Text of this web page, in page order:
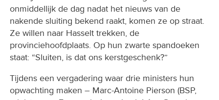
onmiddellijk de dag nadat het nieuws van de
nakende sluiting bekend raakt, komen ze op straat.
Ze willen naar Hasselt trekken, de
provinciehoofdplaats. Op hun zwarte spandoeken
staat: “Sluiten, is dat ons kerstgeschenk?”
Tijdens een vergadering waar drie ministers hun
opwachting maken – Marc-Antoine Pierson (BSP,